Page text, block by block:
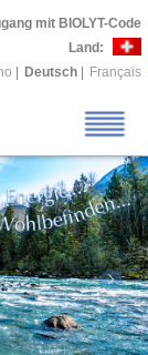
mit BIOLYT-Code
Land:
Deutsch Français